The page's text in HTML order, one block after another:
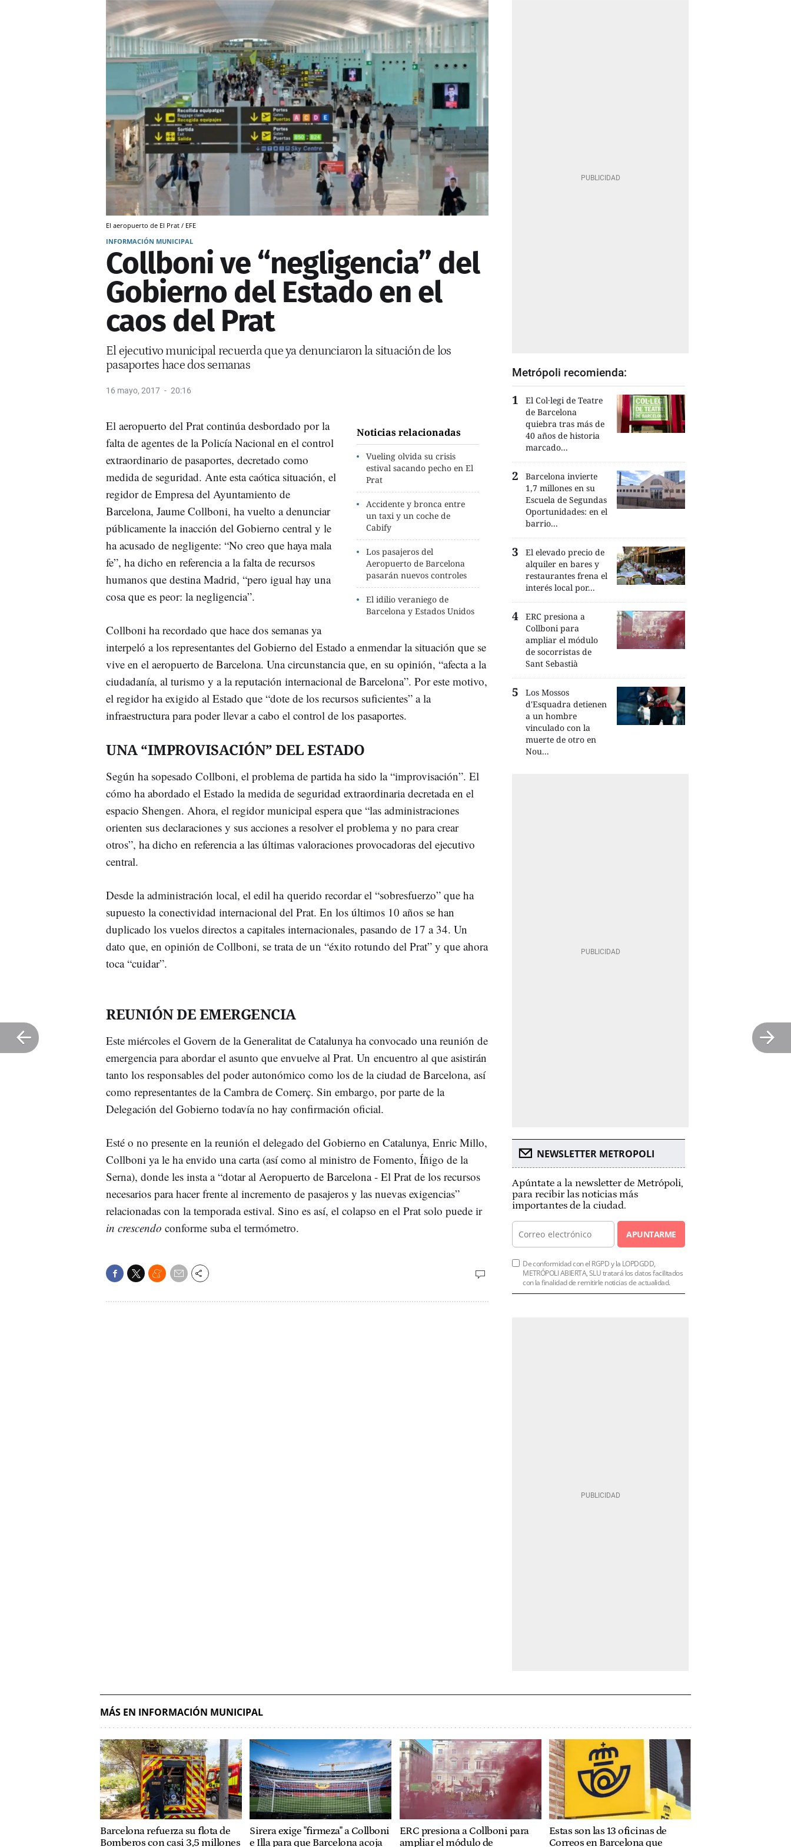
El aeropuerto de El Prat / EFE
INFORMACIÓN MUNICIPAL
Collboni ve “negligencia” del
Gobierno del Estado en el
caos del Prat
El ejecutivo municipal recuerda que ya denunciaron la situación de los
pasaportes hace dos semanas
16 mayo, 2017 20:16
Noticias relacionadas
Vueling olvida su crisis
estival sacando pecho en El
Prat
Accidente y bronca entre
un taxi y un coche de
Cabify
Los pasajeros del
Aeropuerto de Barcelona
pasarán nuevos controles
El idilio veraniego de
Barcelona y Estados Unidos
El aeropuerto del Prat continúa desbordado por la
falta de agentes de la Policía Nacional en el control
extraordinario de pasaportes, decretado como
medida de seguridad. Ante esta caótica situación, el
regidor de Empresa del Ayuntamiento de
Barcelona, Jaume Collboni, ha vuelto a denunciar
públicamente la inacción del Gobierno central y le
ha acusado de negligente: “No creo que haya mala
fe”, ha dicho en referencia a la falta de recursos
humanos que destina Madrid, “pero igual hay una
cosa que es peor: la negligencia”.
Collboni ha recordado que hace dos semanas ya
interpeló a los representantes del Gobierno del Estado a enmendar la situación que se
vive en el aeropuerto de Barcelona. Una circunstancia que, en su opinión, “afecta a la
ciudadanía, al turismo y a la reputación internacional de Barcelona”. Por este motivo,
el regidor ha exigido al Estado que “dote de los recursos suficientes” a la
infraestructura para poder llevar a cabo el control de los pasaportes.
UNA “IMPROVISACIÓN” DEL ESTADO
Según ha sopesado Collboni, el problema de partida ha sido la “improvisación”. El
cómo ha abordado el Estado la medida de seguridad extraordinaria decretada en el
espacio Shengen. Ahora, el regidor municipal espera que “las administraciones
orienten sus declaraciones y sus acciones a resolver el problema y no para crear
otros”, ha dicho en referencia a las últimas valoraciones provocadoras del ejecutivo
central.
Desde la administración local, el edil ha querido recordar el “sobresfuerzo” que ha
supuesto la conectividad internacional del Prat. En los últimos 10 años se han
duplicado los vuelos directos a capitales internacionales, pasando de 17 a 34. Un
dato que, en opinión de Collboni, se trata de un “éxito rotundo del Prat” y que ahora
toca “cuidar”.
REUNIÓN DE EMERGENCIA
Este miércoles el Govern de la Generalitat de Catalunya ha convocado una reunión de
emergencia para abordar el asunto que envuelve al Prat. Un encuentro al que asistirán
tanto los responsables del poder autonómico como los de la ciudad de Barcelona, así
como representantes de la Cambra de Comerç. Sin embargo, por parte de la
Delegación del Gobierno todavía no hay confirmación oficial.
Esté o no presente en la reunión el delegado del Gobierno en Catalunya, Enric Millo,
Collboni ya le ha envido una carta (así como al ministro de Fomento, Íñigo de la
Serna), donde les insta a “dotar al Aeropuerto de Barcelona - El Prat de los recursos
necesarios para hacer frente al incremento de pasajeros y las nuevas exigencias”
relacionadas con la temporada estival. Sino es así, el colapso en el Prat solo puede ir
in crescendo conforme suba el termómetro.
Metrópoli recomienda:
El Col·legi de Teatre
de Barcelona
quiebra tras más de
40 años de historia
marcado...
Barcelona invierte
1,7 millones en su
Escuela de Segundas
Oportunidades: en el
barrio...
El elevado precio de
alquiler en bares y
restaurantes frena el
interés local por...
ERC presiona a
Collboni para
ampliar el módulo
de socorristas de
Sant Sebastià
Los Mossos
d'Esquadra detienen
a un hombre
vinculado con la
muerte de otro en
Nou...
NEWSLETTER METROPOLI
Apúntate a la newsletter de Metrópoli,
para recibir las noticias más
importantes de la ciudad.
APUNTARME
De conformidad con el RGPD y la LOPDGDD,
METRÓPOLI ABIERTA, SLU tratará los datos facilitados
con la finalidad de remitirle noticias de actualidad.
MÁS EN INFORMACIÓN MUNICIPAL
Barcelona refuerza su flota de
Bomberos con casi 3,5 millones
Sirera exige "firmeza" a Collboni
e Illa para que Barcelona acoja
ERC presiona a Collboni para
ampliar el módulo de
Estas son las 13 oficinas de
Correos en Barcelona que